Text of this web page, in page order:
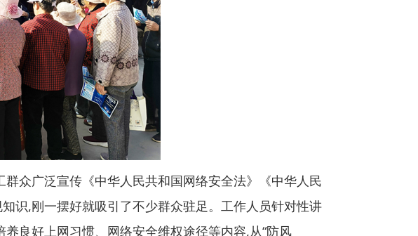
众广泛宣传《中华人民共和国网络安全法》《中华人民
识,刚一摆好就吸引了不少群众驻足。工作人员针对性讲
良好上网习惯、网络安全维权途径等内容,从“防风